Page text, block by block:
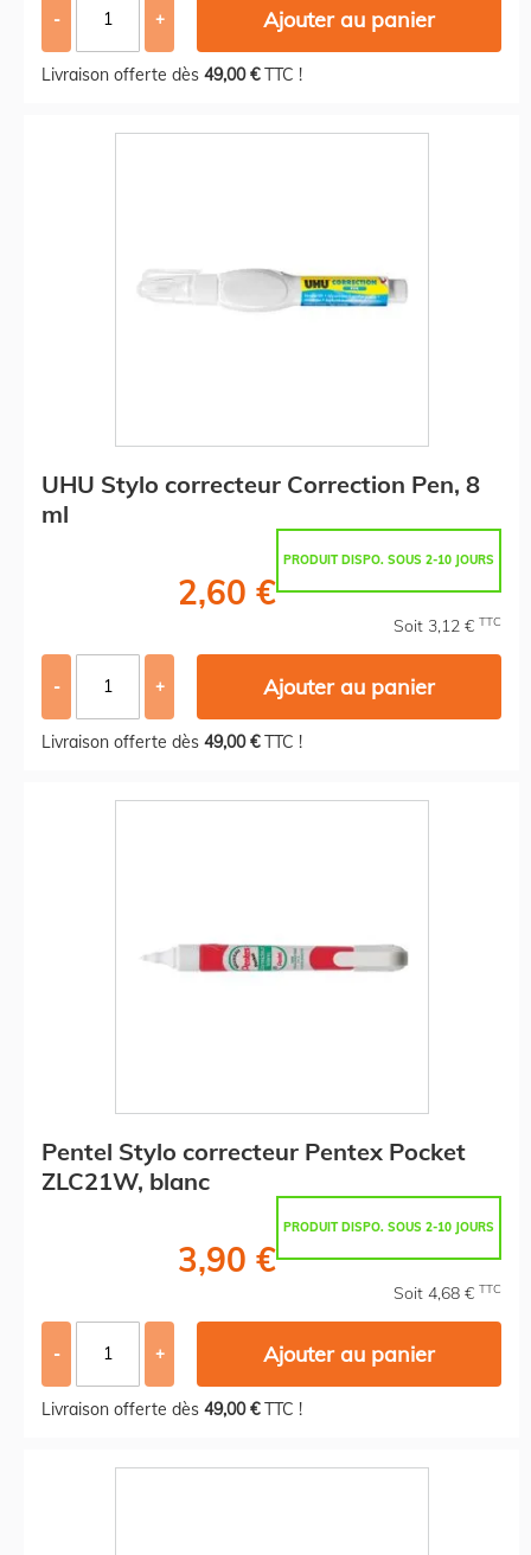
- + Ajouter au panier
Livraison offerte dès 49,00 €TTC !
UHU Stylo correcteur Correction Pen, 8
ml
PRODUIT DISPO. SOUS 2-10 JOURS
2,60 €
Soit 3,12 € TTC
- + Ajouter au panier
Livraison offerte dès 49,00 €TTC !
Pentel Stylo correcteur Pentex Pocket
ZLC21W, blanc
PRODUIT DISPO. SOUS 2-10 JOURS
3,90 €
Soit 4,68 € TTC
- + Ajouter au panier
Livraison offerte dès 49,00 €TTC !